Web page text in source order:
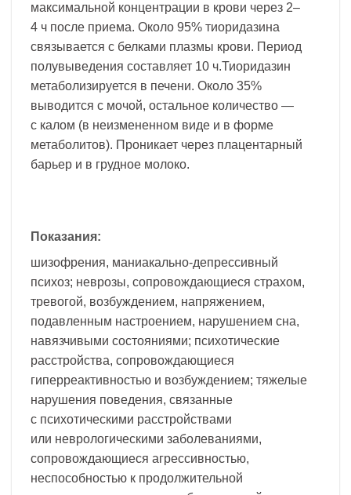
максимальной концентрации в крови через 2–
4 ч после приема. Около 95% тиоридазина
связывается с белками плазмы крови. Период
полувыведения составляет 10 ч.Тиоридазин
метаболизируется в печени. Около 35%
выводится с мочой, остальное количество —
с калом (в неизмененном виде и в форме
метаболитов). Проникает через плацентарный
барьер и в грудное молоко.
Показания:
шизофрения, маниакально-депрессивный
психоз; неврозы, сопровождающиеся страхом,
тревогой, возбуждением, напряжением,
подавленным настроением, нарушением сна,
навязчивыми состояниями; психотические
расстройства, сопровождающиеся
гиперреактивностью и возбуждением; тяжелые
нарушения поведения, связанные
с психотическими расстройствами
или неврологическими заболеваниями,
сопровождающиеся агрессивностью,
неспособностью к продолжительной